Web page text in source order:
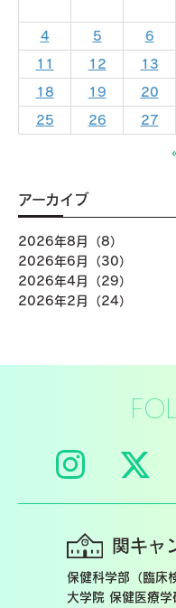
4 5 6
11 12 13
18 19 20
25 26 27
アーカイブ
2026年8月（8）
2026年6月（30）
2026年4月（29）
2026年2月（24）
関キャ
保健科学部（臨床
大学院 保健医療学